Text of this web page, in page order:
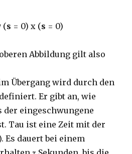
(s = 0) x (s = 0)
Abbildung gilt also
Übergang wird durch den
Er gibt an, wie
der eingeschwungene
Tau ist eine Zeit mit der
Es dauert bei einem